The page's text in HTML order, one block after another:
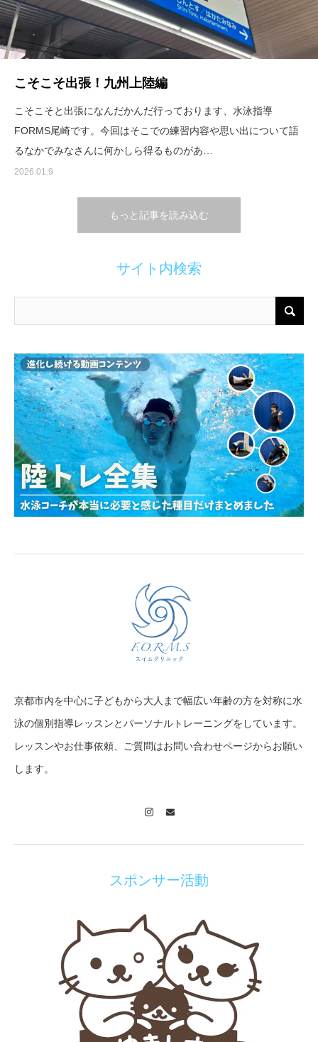
こそこそ出張！九州上陸編
こそこそと出張になんだかんだ行っております、水泳指導
FORMS尾崎です。今回はそこでの練習内容や思い出について語
るなかでみなさんに何かしら得るものがあ…
2026.01.9
もっと記事を読み込む
サイト内検索
京都市内を中心に子どもから大人まで幅広い年齢の方を対称に水
泳の個別指導レッスンとパーソナルトレーニングをしています。
レッスンやお仕事依頼、ご質問はお問い合わせページからお願い
します。
スポンサー活動